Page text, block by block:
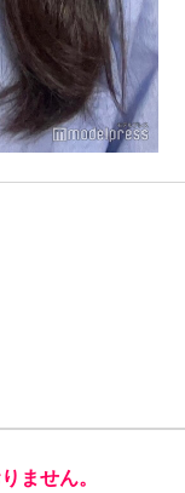
ません。